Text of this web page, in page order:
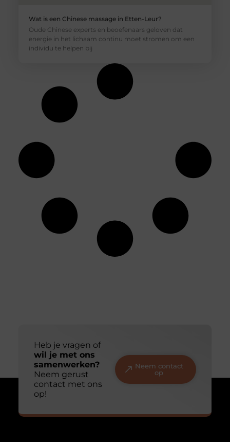
Wat is een Chinese massage in Etten-Leur?
Oude Chinese experts en beoefenaars geloven dat
energie in het lichaam continu moet stromen om een ​​
individu te helpen bij
Heb je vragen of
wil je met ons
samenwerken?
Neem gerust
contact met ons
op!
Neem contact
op